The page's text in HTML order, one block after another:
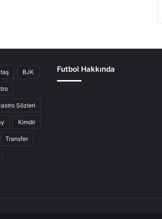
BJK
Sözleri
Kimdir
Transfer
Futbol Hakkında